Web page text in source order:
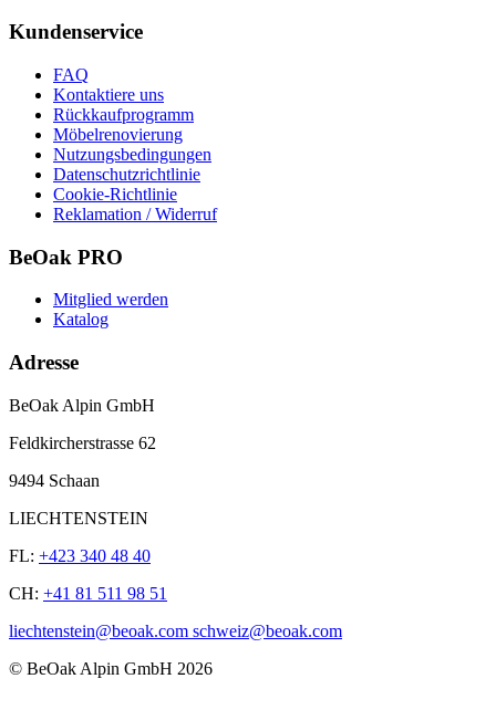
Kundenservice
FAQ
Kontaktiere uns
Rückkaufprogramm
Möbelrenovierung
Nutzungsbedingungen
Datenschutzrichtlinie
Cookie-Richtlinie
Reklamation / Widerruf
BeOak PRO
Mitglied werden
Katalog
Adresse
BeOak Alpin GmbH
Feldkircherstrasse 62
9494 Schaan
LIECHTENSTEIN
FL: +423 340 48 40
CH: +41 81 511 98 51
liechtenstein@beoak.com schweiz@beoak.com
© BeOak Alpin GmbH 2026